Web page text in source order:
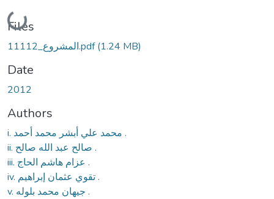
Loading...
Files
1111المشروع_2.pdf(1.24 MB)
Date
2012
Authors
i. محمد علي أبشر محمد أحمد .
ii. صالح عبد الله صالح .
iii. عزام هاشم الحاج .
iv. تقوي عثمان إبراهيم .
v. جيهان محمد بلوله .